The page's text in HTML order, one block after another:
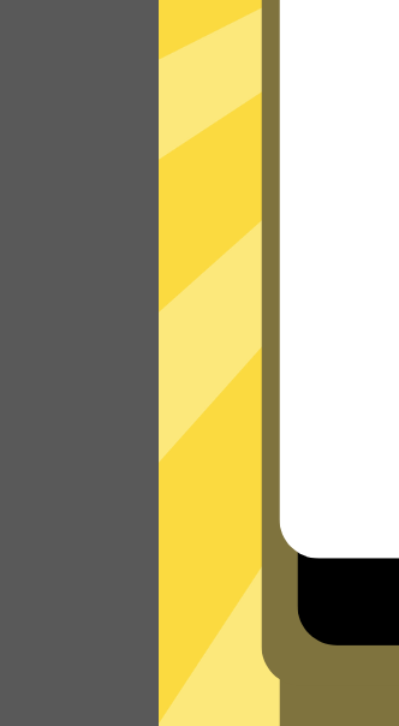
闪电般的
刀塔加速器的服务器使用
接技术，只为速度而生，
看看其他人对刀塔